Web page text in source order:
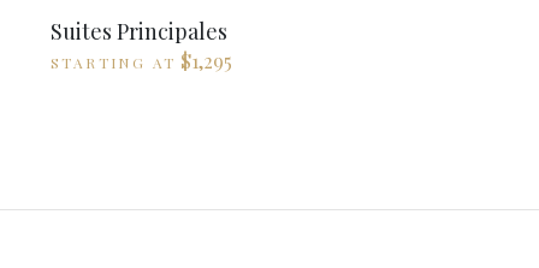
Suites Principales
STARTING AT $1,295